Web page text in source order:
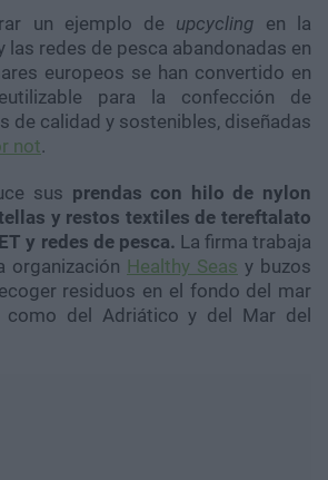
un ejemplo de upcycling en la
las redes de pesca abandonadas en
europeos se han convertido en
para la confección de
de calidad y sostenibles, diseñadas
not.
sus prendas con hilo de nylon
y restos textiles de tereftalato
y redes de pesca. La firma trabaja
organización Healthy Seas y buzos
residuos en el fondo del mar
como del Adriático y del Mar del